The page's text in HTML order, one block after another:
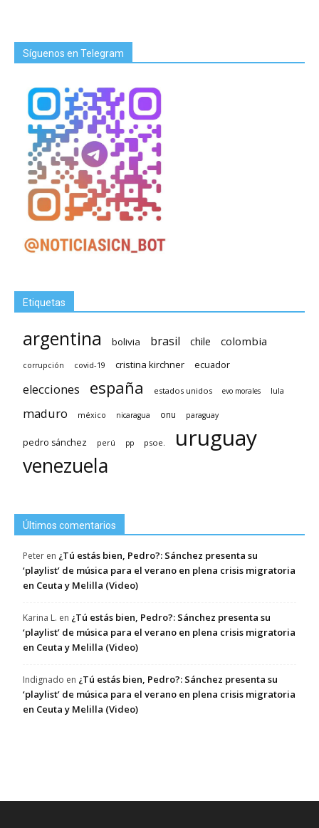
Síguenos en Telegram
Etiquetas
argentina bolivia brasil chile colombia
corrupción covid-19 cristina kirchner ecuador
elecciones españa estados unidos evo morales lula
maduro méxico nicaragua onu paraguay
pedro sánchez perú pp psoe. uruguay
venezuela
Últimos comentarios
Peter en ¿Tú estás bien, Pedro?: Sánchez presenta su
‘playlist’ de música para el verano en plena crisis migratoria
en Ceuta y Melilla (Video)
Karina L. en ¿Tú estás bien, Pedro?: Sánchez presenta su
‘playlist’ de música para el verano en plena crisis migratoria
en Ceuta y Melilla (Video)
Indignado en ¿Tú estás bien, Pedro?: Sánchez presenta su
‘playlist’ de música para el verano en plena crisis migratoria
en Ceuta y Melilla (Video)